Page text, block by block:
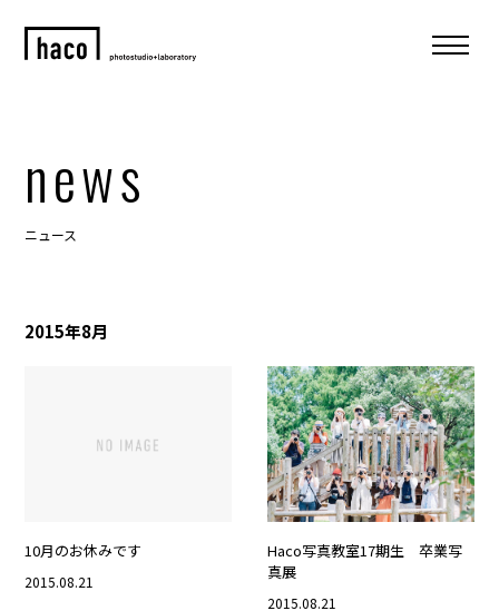
news
ニュース
2015年8月
10月のお休みです
2015.08.21
Haco写真教室17期生 卒業写
真展
2015.08.21